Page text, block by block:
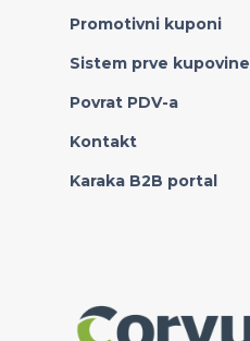
Promotivni kuponi
Sistem prve kupovine
Povrat PDV-a
Kontakt
Karaka B2B portal